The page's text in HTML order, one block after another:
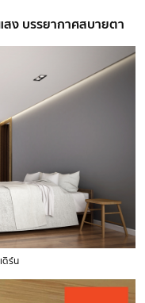
ง บรรยากาศสบายตา
ดิร์น